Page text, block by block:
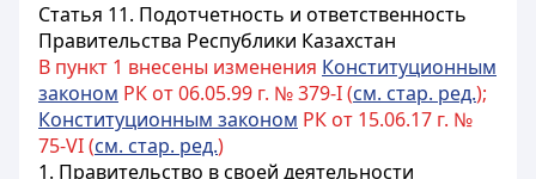
Статья 11. Подотчетность и ответственность
Правительства Республики Казахстан
В пункт 1 внесены изменения Конституционным
законом РК от 06.05.99 г. № 379-I (см. стар. ред.);
Конституционным законом РК от 15.06.17 г. №
75-VI (см. стар. ред.)
1. Правительство в своей деятельности